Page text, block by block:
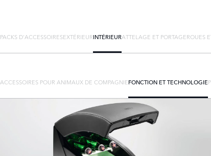
PACKS D'ACCESSOIRESEXTÉRIEURINTÉRIEURATTELAGE ET PORTAGEROUES
ACCESSOIRES POUR ANIMAUX DE COMPAGNIEFONCTION ET TECHNOLOGIE